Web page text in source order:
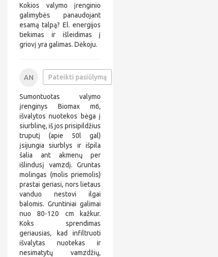
@
*
*
i
c
Kokios valymo įrenginio
galimybės panaudojant
esamą talpą? El. energijos
tiekimas ir išleidimas į
griovį yra galimas. Dėkoju.
AN
0
6
*
*
*
*
8
*
*
*
*
*
*
*
*
*
*
*
*
*
@
*
*
i
l
Pateikti pasiūlymą
Sumontuotas valymo
įrenginys Biomax m6,
išvalytos nuotekos bėga į
siurblinę, iš jos prisipildžius
truputį (apie 50l gal)
įsijungia siurblys ir išpila
šalia ant akmenų per
išlindusį vamzdį. Gruntas
molingas (molis priemolis)
prastai geriasi, nors lietaus
vanduo nestovi ilgai
balomis. Gruntiniai galimai
nuo 80-120 cm kažkur.
Koks sprendimas
geriausias, kad infiltruoti
išvalytas nuotekas ir
nesimatytų vamzdžių,